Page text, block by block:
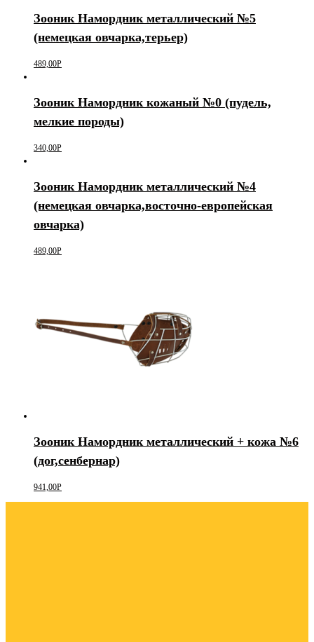
Зооник Намордник металлический №5
(немецкая овчарка,терьер)
489,00Р
Зооник Намордник кожаный №0 (пудель,
мелкие породы)
340,00Р
Зооник Намордник металлический №4
(немецкая овчарка,восточно-европейская
овчарка)
489,00Р
Зооник Намордник металлический + кожа №6
(дог,сенбернар)
941,00Р